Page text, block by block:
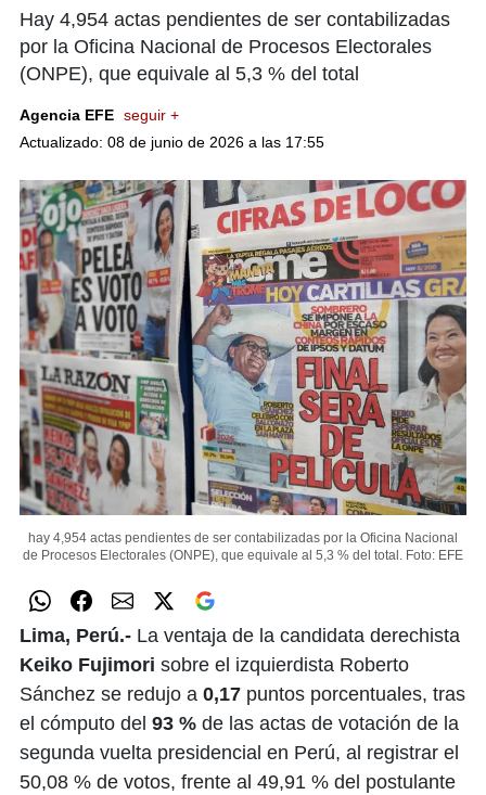
Hay 4,954 actas pendientes de ser contabilizadas
por la Oficina Nacional de Procesos Electorales
(ONPE), que equivale al 5,3 % del total
Agencia EFE seguir +
Actualizado: 08 de junio de 2026 a las 17:55
hay 4,954 actas pendientes de ser contabilizadas por la Oficina Nacional
de Procesos Electorales (ONPE), que equivale al 5,3 % del total. Foto: EFE
Lima, Perú.- La ventaja de la candidata derechista
Keiko Fujimori sobre el izquierdista Roberto
Sánchez se redujo a 0,17 puntos porcentuales, tras
el cómputo del 93 % de las actas de votación de la
segunda vuelta presidencial en Perú, al registrar el
50,08 % de votos, frente al 49,91 % del postulante